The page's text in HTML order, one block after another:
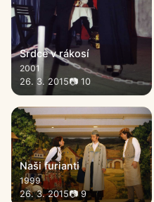
Srdce v rákosí
2001
26. 3. 2015📷 10
Naši furianti
1999
26. 3. 2015📷 9